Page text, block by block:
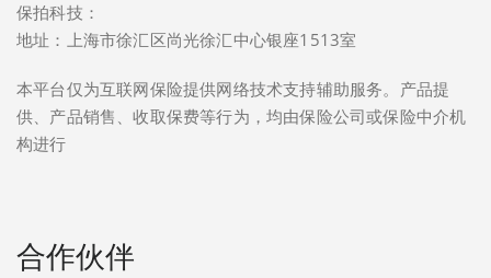
保拍科技：
地址：上海市徐汇区尚光徐汇中心银座1513室
本平台仅为互联网保险提供网络技术支持辅助服务。产品提
供、产品销售、收取保费等行为，均由保险公司或保险中介机
构进行
合作伙伴